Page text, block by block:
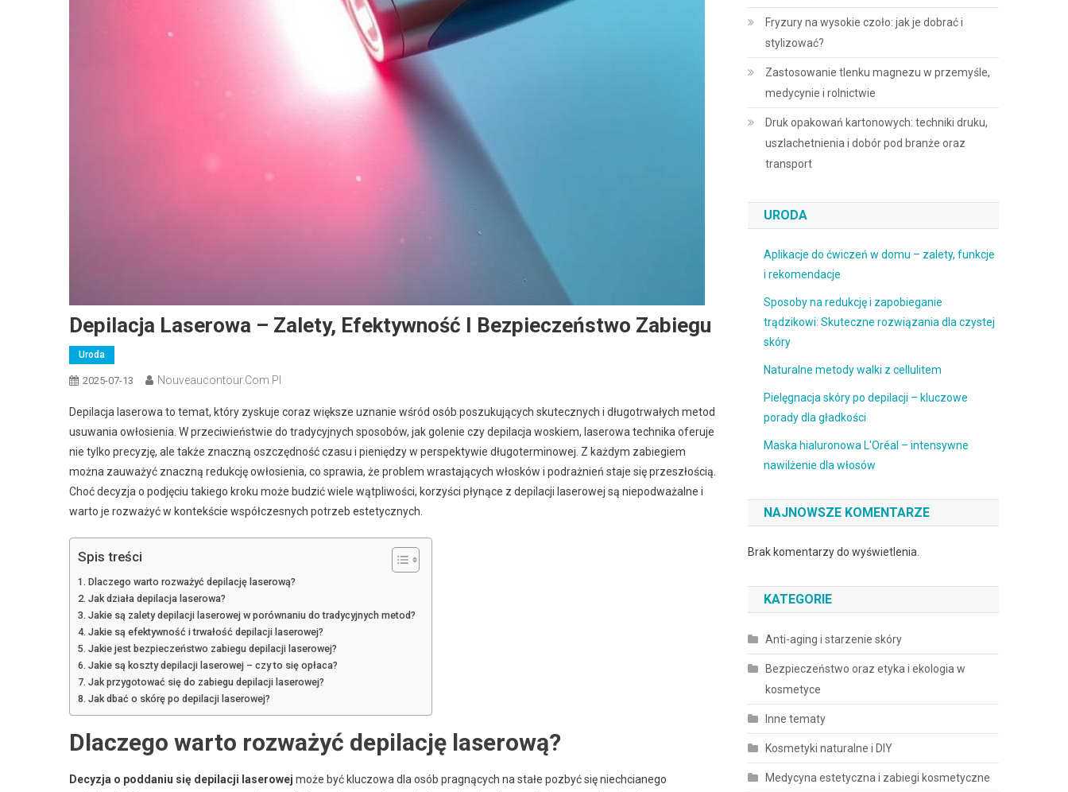
Depilacja Laserowa – Zalety, Efektywność I Bezpieczeństwo Zabiegu
Uroda
2025-07-13 Nouveaucontour.com.pl
Depilacja laserowa to temat, który zyskuje coraz większe uznanie wśród osób poszukujących skutecznych i długotrwałych metod
usuwania owłosienia. W przeciwieństwie do tradycyjnych sposobów, jak golenie czy depilacja woskiem, laserowa technika oferuje
nie tylko precyzję, ale także znaczną oszczędność czasu i pieniędzy w perspektywie długoterminowej. Z każdym zabiegiem
można zauważyć znaczną redukcję owłosienia, co sprawia, że problem wrastających włosków i podrażnień staje się przeszłością.
Choć decyzja o podjęciu takiego kroku może budzić wiele wątpliwości, korzyści płynące z depilacji laserowej są niepodważalne i
warto je rozważyć w kontekście współczesnych potrzeb estetycznych.
Spis treści
Dlaczego warto rozważyć depilację laserową?
Jak działa depilacja laserowa?
Jakie są zalety depilacji laserowej w porównaniu do tradycyjnych metod?
Jakie są efektywność i trwałość depilacji laserowej?
Jakie jest bezpieczeństwo zabiegu depilacji laserowej?
Jakie są koszty depilacji laserowej – czy to się opłaca?
Jak przygotować się do zabiegu depilacji laserowej?
Jak dbać o skórę po depilacji laserowej?
Dlaczego warto rozważyć depilację laserową?
Decyzja o poddaniu się depilacji laserowej może być kluczowa dla osób pragnących na stałe pozbyć się niechcianego
Fryzury na wysokie czoło: jak je dobrać i
stylizować?
Zastosowanie tlenku magnezu w przemyśle,
medycynie i rolnictwie
Druk opakowań kartonowych: techniki druku,
uszlachetnienia i dobór pod branże oraz
transport
URODA
Aplikacje do ćwiczeń w domu – zalety, funkcje
i rekomendacje
Sposoby na redukcję i zapobieganie
trądzikowi: Skuteczne rozwiązania dla czystej
skóry
Naturalne metody walki z cellulitem
Pielęgnacja skóry po depilacji – kluczowe
porady dla gładkości
Maska hialuronowa L'Oréal – intensywne
nawilżenie dla włosów
NAJNOWSZE KOMENTARZE
Brak komentarzy do wyświetlenia.
KATEGORIE
Anti-aging i starzenie skóry
Bezpieczeństwo oraz etyka i ekologia w
kosmetyce
Inne tematy
Kosmetyki naturalne i DIY
Medycyna estetyczna i zabiegi kosmetyczne